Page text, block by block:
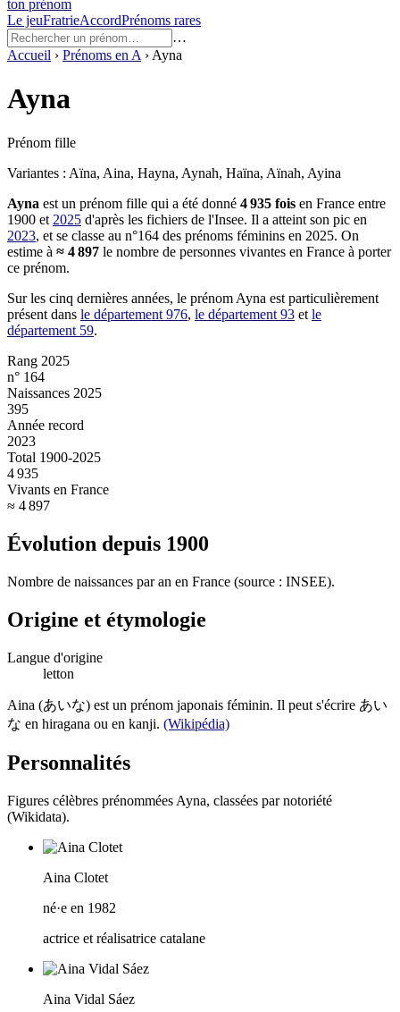
ton prénom
Le jeuFratrieAccordPrénoms rares
…
Accueil › Prénoms en A › Ayna
Ayna
Prénom fille
Variantes : Aïna, Aina, Hayna, Aynah, Haïna, Aïnah, Ayina
Ayna est un prénom fille qui a été donné 4 935 fois en France entre
1900 et 2025 d'après les fichiers de l'Insee. Il a atteint son pic en
2023, et se classe au n°164 des prénoms féminins en 2025. On
estime à ≈ 4 897 le nombre de personnes vivantes en France à porter
ce prénom.
Sur les cinq dernières années, le prénom Ayna est particulièrement
présent dans le département 976, le département 93 et le
département 59.
Rang 2025
n° 164
Naissances 2025
395
Année record
2023
Total 1900-2025
4 935
Vivants en France
≈ 4 897
Évolution depuis 1900
Nombre de naissances par an en France (source : INSEE).
Origine et étymologie
Langue d'origine
letton
Aina (あいな) est un prénom japonais féminin. Il peut s'écrire あい
な en hiragana ou en kanji. (Wikipédia)
Personnalités
Figures célèbres prénommées Ayna, classées par notoriété
(Wikidata).
Aina Clotet
né·e en 1982
actrice et réalisatrice catalane
Aina Vidal Sáez